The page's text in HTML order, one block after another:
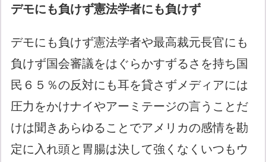
デモにも負けず憲法学者にも負けず
デモにも負けず憲法学者や最高裁元長官にも
負けず国会審議をはぐらかすずるさを持ち国
民６５％の反対にも耳を貸さずメディアには
圧力をかけナイやアーミテージの言うことだ
けは聞きあらゆることでアメリカの感情を勘
定に入れ頭と胃腸は決して強くなくいつもウ